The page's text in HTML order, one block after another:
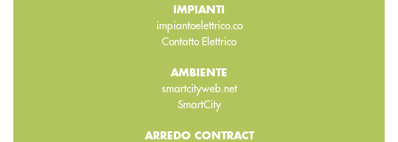
IMPIANTI
impiantoelettrico.co
Contatto Elettrico
AMBIENTE
smartcityweb.net
SmartCity
ARREDO CONTRACT